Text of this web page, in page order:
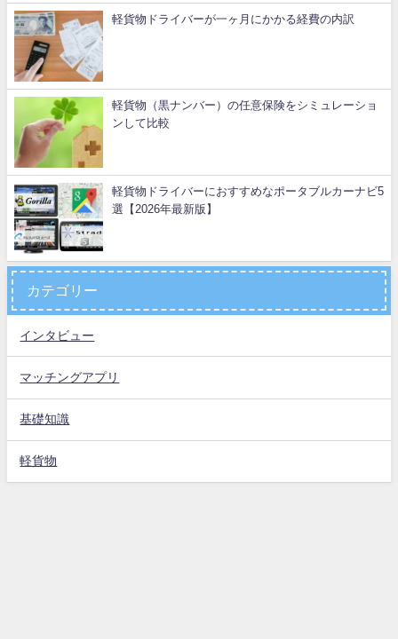
軽貨物ドライバーが一ヶ月にかかる経費の内訳
軽貨物（黒ナンバー）の任意保険をシミュレーショ
ンして比較
軽貨物ドライバーにおすすめなポータブルカーナビ5
選【2026年最新版】
カテゴリー
インタビュー
マッチングアプリ
基礎知識
軽貨物